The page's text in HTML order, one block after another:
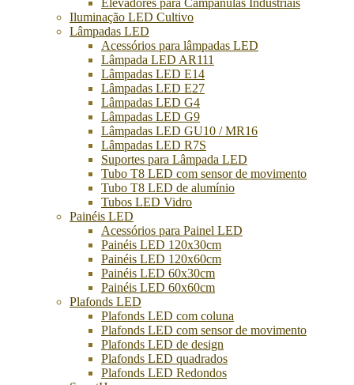
Elevadores para Campânulas Industriais
Iluminação LED Cultivo
Lâmpadas LED
Acessórios para lâmpadas LED
Lâmpada LED AR111
Lâmpadas LED E14
Lâmpadas LED E27
Lâmpadas LED G4
Lâmpadas LED G9
Lâmpadas LED GU10 / MR16
Lâmpadas LED R7S
Suportes para Lâmpada LED
Tubo T8 LED com sensor de movimento
Tubo T8 LED de alumínio
Tubos LED Vidro
Painéis LED
Acessórios para Painel LED
Painéis LED 120x30cm
Painéis LED 120x60cm
Painéis LED 60x30cm
Painéis LED 60x60cm
Plafonds LED
Plafonds LED com coluna
Plafonds LED com sensor de movimento
Plafonds LED de design
Plafonds LED quadrados
Plafonds LED Redondos